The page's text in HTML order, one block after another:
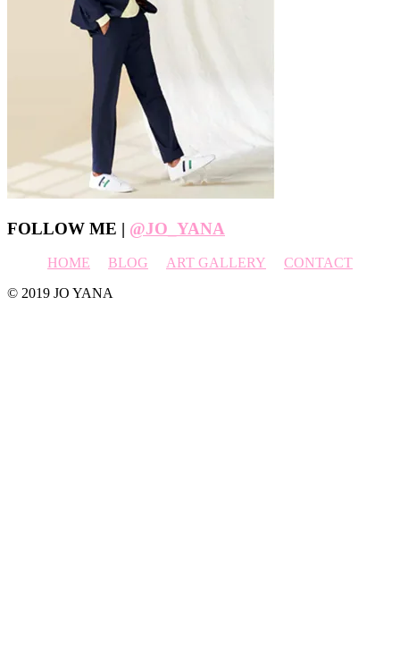
Footer
FOLLOW ME | @JO_YANA
HOME BLOG ART GALLERY
CONTACT
© 2019 JO YANA